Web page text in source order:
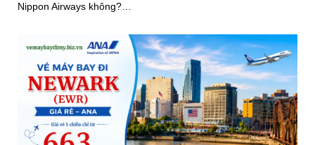
Nippon Airways không?…